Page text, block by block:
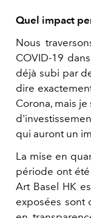
Quel impact
Nous
COVID-19
déjà subi par
dire
Corona, mais
qui auront un
La mise en
période ont
Art Basel HK
exposées sont